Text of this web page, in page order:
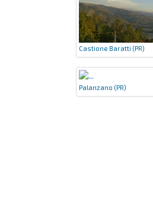
Castione Baratti (PR)
Palanzano (PR)